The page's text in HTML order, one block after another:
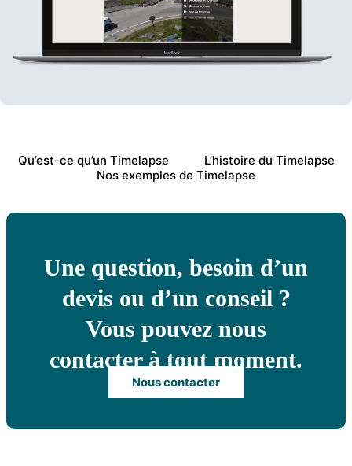
Qu’est-ce qu’un Timelapse
L’histoire du Timelapse
Nos exemples de Timelapse
Une question, besoin d’un
devis ou d’un conseil ?
Vous pouvez nous
contacter à tout moment.
Nous contacter